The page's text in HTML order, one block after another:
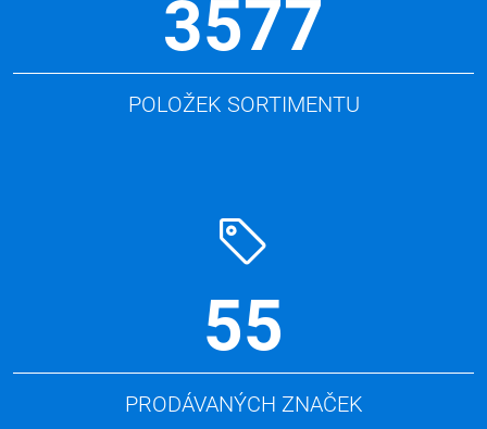
3577
POLOŽEK SORTIMENTU
55
PRODÁVANÝCH ZNAČEK